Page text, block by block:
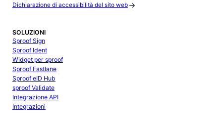
Dichiarazione di accessibilità del sito web
SOLUZIONI
Sproof Sign
Sproof Ident
Widget per sproof
Sproof Fastlane
Sproof eID Hub
sproof Validate
Integrazione API
Integrazioni